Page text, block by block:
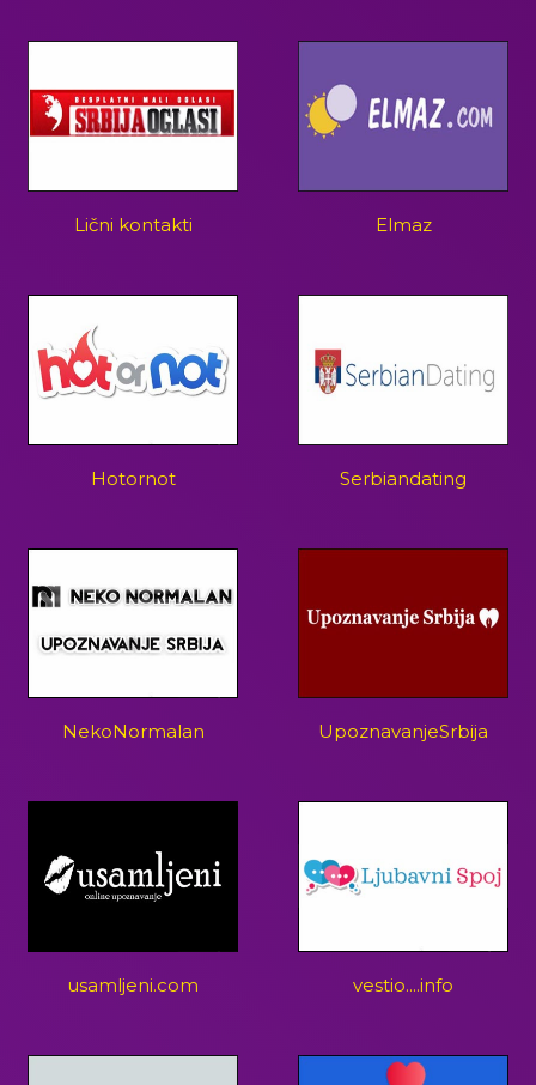
Lični kontakti Elmaz
Hotornot Serbiandating
NekoNormalan UpoznavanjeSrbija
usamljeni.com vestio....info